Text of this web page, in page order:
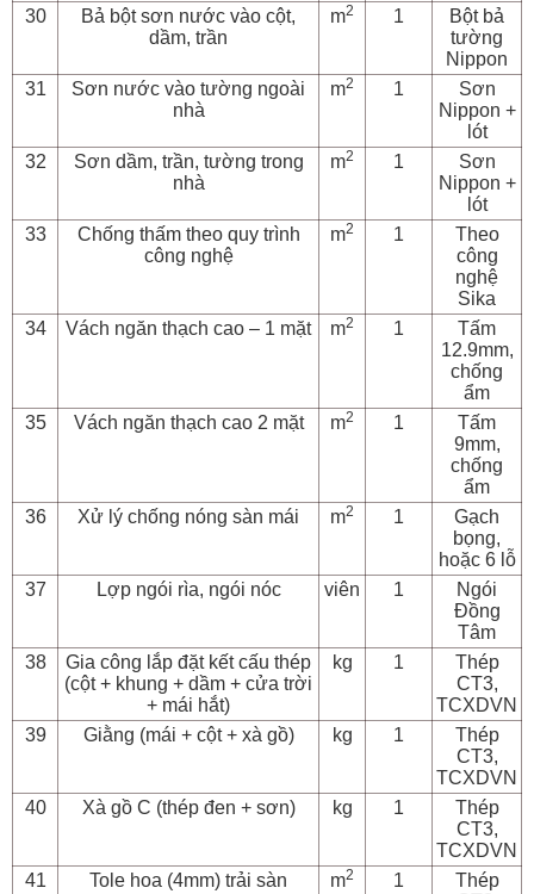
30
Bả bột sơn nước vào cột,
dầm, trần
m2 1
Bột bả
tường
Nippon
31
Sơn nước vào tường ngoài
nhà
m2 1
Sơn
Nippon +
lót
32
Sơn dầm, trần, tường trong
nhà
m2 1
Sơn
Nippon +
lót
33
Chống thấm theo quy trình
công nghệ
m2 1
Theo
công
nghệ
Sika
34
Vách ngăn thạch cao – 1 mặt m2 1
Tấm
12.9mm,
chống
ẩm
35
Vách ngăn thạch cao 2 mặt m2 1
Tấm
9mm,
chống
ẩm
36
Xử lý chống nóng sàn mái m2 1
Gạch
bọng,
hoặc 6 lỗ
37
Lợp ngói rìa, ngói nóc viên 1
Ngói
Đồng
Tâm
38
Gia công lắp đặt kết cấu thép
(cột + khung + dầm + cửa trời
+ mái hắt)
kg 1
Thép
CT3,
TCXDVN
39
Giằng (mái + cột + xà gồ) kg 1
Thép
CT3,
TCXDVN
40
Xà gồ C (thép đen + sơn) kg 1
Thép
CT3,
TCXDVN
41
Tole hoa (4mm) trải sàn m2 1
Thép